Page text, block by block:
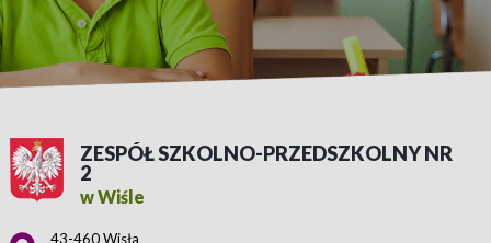
ZESPÓŁ SZKOLNO-PRZEDSZKOLNY NR
2
w Wiśle
Adres pocztowy:
43-460 Wisła